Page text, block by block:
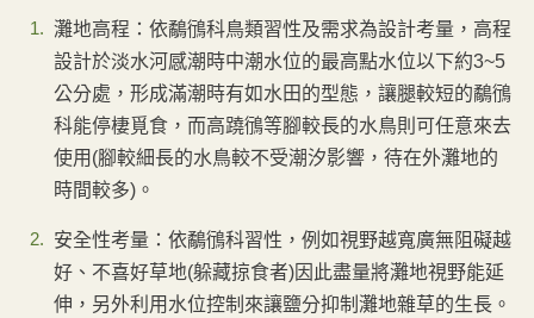
灘地高程：依鷸鴴科鳥類習性及需求為設計考量，高程
設計於淡水河感潮時中潮水位的最高點水位以下約3~5
公分處，形成滿潮時有如水田的型態，讓腿較短的鷸鴴
科能停棲覓食，而高蹺鴴等腳較長的水鳥則可任意來去
使用(腳較細長的水鳥較不受潮汐影響，待在外灘地的
時間較多)。
安全性考量：依鷸鴴科習性，例如視野越寬廣無阻礙越
好、不喜好草地(躲藏掠食者)因此盡量將灘地視野能延
伸，另外利用水位控制來讓鹽分抑制灘地雜草的生長。